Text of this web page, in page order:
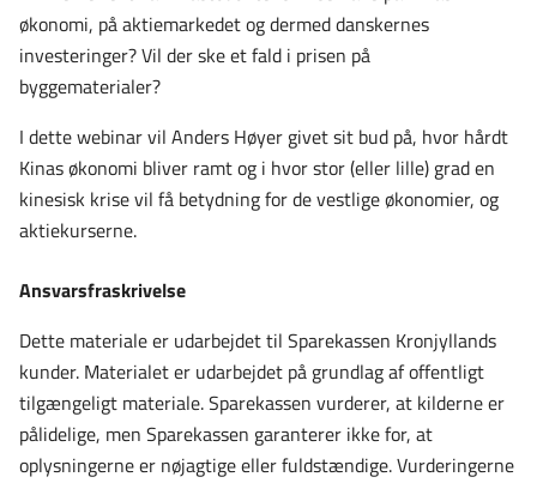
økonomi, på aktiemarkedet og dermed danskernes
investeringer? Vil der ske et fald i prisen på
byggematerialer?
I dette webinar vil Anders Høyer givet sit bud på, hvor hårdt
Kinas økonomi bliver ramt og i hvor stor (eller lille) grad en
kinesisk krise vil få betydning for de vestlige økonomier, og
aktiekurserne.
Ansvarsfraskrivelse
Dette materiale er udarbejdet til Sparekassen Kronjyllands
kunder. Materialet er udarbejdet på grundlag af offentligt
tilgængeligt materiale. Sparekassen vurderer, at kilderne er
pålidelige, men Sparekassen garanterer ikke for, at
oplysningerne er nøjagtige eller fuldstændige. Vurderingerne